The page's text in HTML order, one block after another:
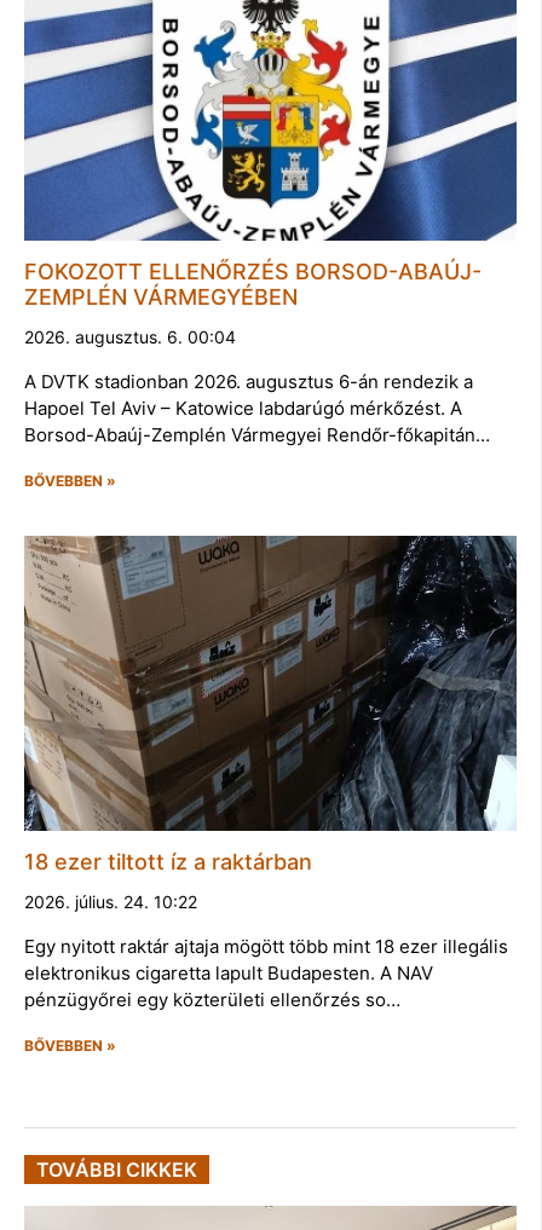
FOKOZOTT ELLENŐRZÉS BORSOD-ABAÚJ-
ZEMPLÉN VÁRMEGYÉBEN
2026. augusztus. 6. 00:04
A DVTK stadionban 2026. augusztus 6-án rendezik a
Hapoel Tel Aviv – Katowice labdarúgó mérkőzést. A
Borsod-Abaúj-Zemplén Vármegyei Rendőr-főkapitán…
BŐVEBBEN »
18 ezer tiltott íz a raktárban
2026. július. 24. 10:22
Egy nyitott raktár ajtaja mögött több mint 18 ezer illegális
elektronikus cigaretta lapult Budapesten. A NAV
pénzügyőrei egy közterületi ellenőrzés so…
BŐVEBBEN »
TOVÁBBI CIKKEK